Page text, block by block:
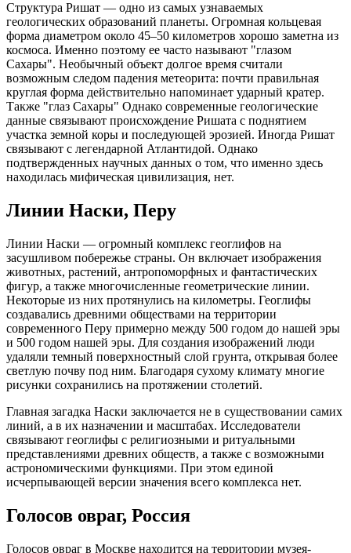
Структура Ришат — одно из самых узнаваемых
геологических образований планеты. Огромная кольцевая
форма диаметром около 45–50 километров хорошо заметна из
космоса. Именно поэтому ее часто называют "глазом
Сахары". Необычный объект долгое время считали
возможным следом падения метеорита: почти правильная
круглая форма действительно напоминает ударный кратер.
Также "глаз Сахары" Однако современные геологические
данные связывают происхождение Ришата с поднятием
участка земной коры и последующей эрозией. Иногда Ришат
связывают с легендарной Атлантидой. Однако
подтвержденных научных данных о том, что именно здесь
находилась мифическая цивилизация, нет.
Линии Наски, Перу
Линии Наски — огромный комплекс геоглифов на
засушливом побережье страны. Он включает изображения
животных, растений, антропоморфных и фантастических
фигур, а также многочисленные геометрические линии.
Некоторые из них протянулись на километры. Геоглифы
создавались древними обществами на территории
современного Перу примерно между 500 годом до нашей эры
и 500 годом нашей эры. Для создания изображений люди
удаляли темный поверхностный слой грунта, открывая более
светлую почву под ним. Благодаря сухому климату многие
рисунки сохранились на протяжении столетий.
Главная загадка Наски заключается не в существовании самих
линий, а в их назначении и масштабах. Исследователи
связывают геоглифы с религиозными и ритуальными
представлениями древних обществ, а также с возможными
астрономическими функциями. При этом единой
исчерпывающей версии значения всего комплекса нет.
Голосов овраг, Россия
Голосов овраг в Москве находится на территории музея-